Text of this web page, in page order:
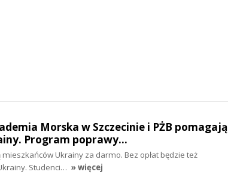
Morska w Szczecinie i PŻB pomagają
Program poprawy…
Ukrainy za darmo. Bez opłat będzie też
Studenci… » więcej